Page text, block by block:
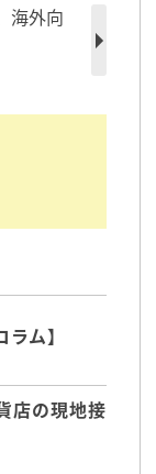
海外向
ム】
店の現地接